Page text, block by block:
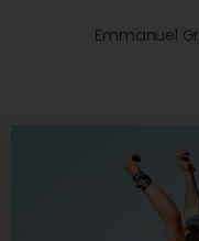
Emmanuel